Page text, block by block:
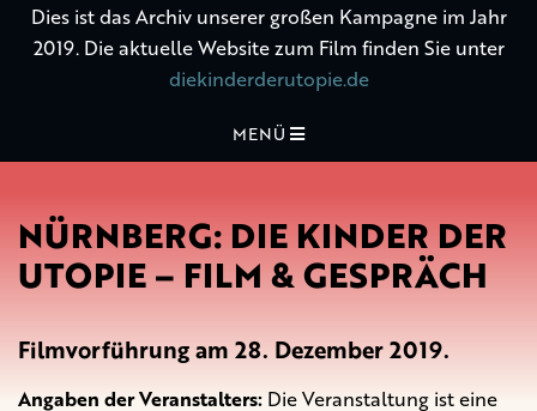
Dies ist das Archiv unserer großen Kampagne im Jahr
2019. Die aktuelle Website zum Film finden Sie unter
diekinderderutopie.de
MENÜ
NÜRNBERG: DIE KINDER DER
UTOPIE – FILM & GESPRÄCH
Filmvorführung am 28. Dezember 2019.
Angaben der Veranstalters: Die Veranstaltung ist eine